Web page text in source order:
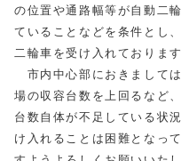
の位置や通路幅等が自動二
ていることなどを条件とし
二輪車を受け入れております
市内中心部におきまして
場の収容台数を上回るなど
台数自体が不足している状
け入れることは困難となっ